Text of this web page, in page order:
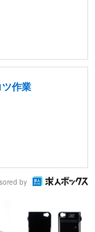
作業
by